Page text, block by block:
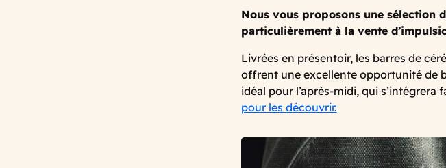
Nous vous proposons une sélection
particulièrement à la vente
Livrées en présentoir, les barres de
offrent une excellente opportunité de
idéal pour l’après-midi, qui
pour les découvrir.